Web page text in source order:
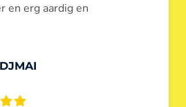
door de loodgieters
janssens.